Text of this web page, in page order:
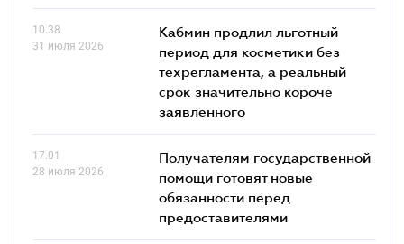
10.38
31 июля 2026
Кабмин продлил льготный
период для косметики без
техрегламента, а реальный
срок значительно короче
заявленного
17.01
28 июля 2026
Получателям государственной
помощи готовят новые
обязанности перед
предоставителями